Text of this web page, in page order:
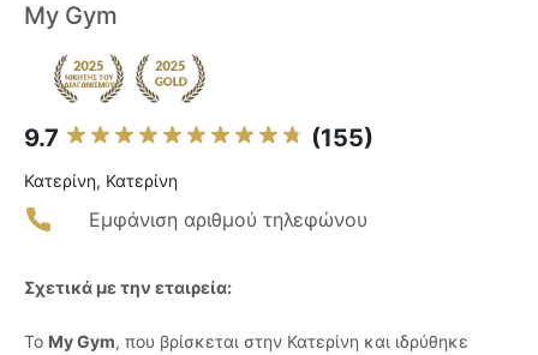
My Gym
9.7 (155)
Κατερίνη, Κατερίνη
Εμφάνιση αριθμού τηλεφώνου
Σχετικά με την εταιρεία:
Το My Gym, που βρίσκεται στην Κατερίνη και ιδρύθηκε